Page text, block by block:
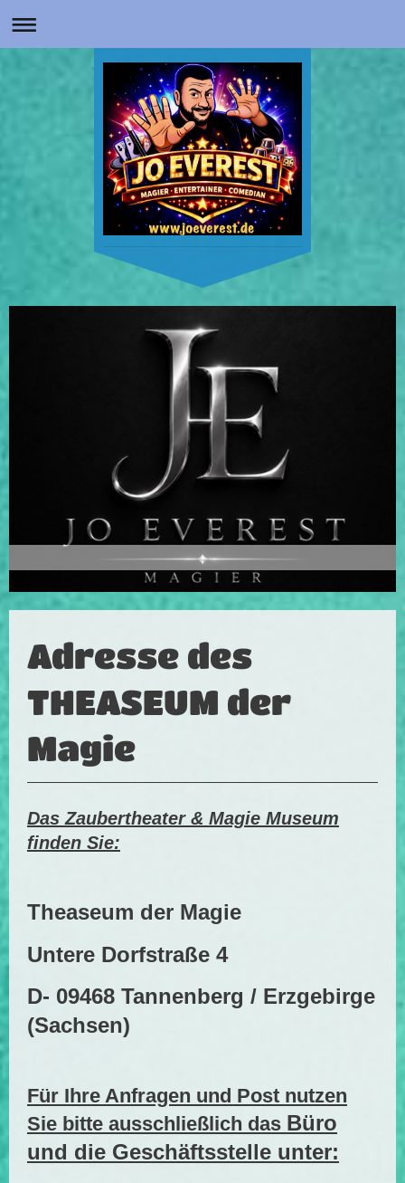
Adresse des
THEASEUM der
Magie
Das Zaubertheater & Magie Museum
finden Sie:
Theaseum der Magie
Untere Dorfstraße 4
D- 09468 Tannenberg / Erzgebirge
(Sachsen)
Für Ihre Anfragen und Post nutzen
Sie bitte ausschließlich das Büro
und die Geschäftsstelle unter: